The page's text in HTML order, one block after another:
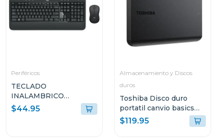
Periféricos
TECLADO
INALAMBRICO
ADVANCED LOGITECH
CON MOUSE
$44.95
Almacenamiento y Discos
duros
Toshiba Disco duro
portatil canvio basics
hdd de 2tb hdtb520xk
$119.95